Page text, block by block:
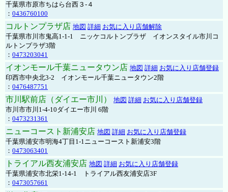
千葉県市原市ちはら台西３-４
： 0436760100
コルトンプラザ店 地図 詳細 お気に入り店舗解除
千葉県市川市鬼高1-1-1 ニッケコルトンプラザ イオンスタイル市川コ
ルトンプラザ3階
： 0473203041
イオンモール千葉ニュータウン店 地図 詳細 お気に入り店舗登録
印西市中央北3-2 イオンモール千葉ニュータウン2階
： 0476487751
市川駅前店（ダイエー市川） 地図 詳細 お気に入り店舗登録
市川市市川1-4-10ダイエー市川 6階
： 0473231361
ニューコースト新浦安店 地図 詳細 お気に入り店舗登録
千葉県浦安市明海4丁目1-1ニューコースト新浦安3階
： 0473063401
トライアル西友浦安店 地図 詳細 お気に入り店舗登録
千葉県浦安市北栄1-14-1 トライアル西友浦安店3F
： 0473057661